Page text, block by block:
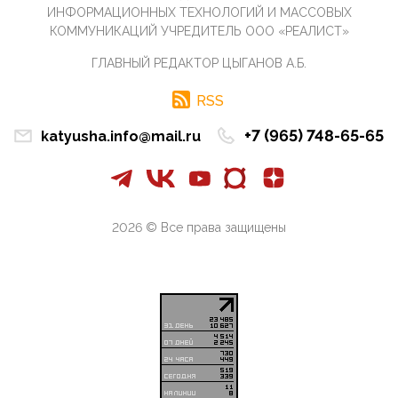
Те, кто стоят за массовым завозом в Россию
инокультурных мигрантов, в общем-то понимают,
Благодаря знакомым, стали известны подробности
истории с белгородскими "Орланами",которые
Снова о главном на фронте. Противник вновь
захватил "малое небо" на украинском ТВД.
08:05, 09 Апреля 2026
А пока армия нашей многонациональной страны
продолжает сражаться с Украиной, где людей
ИНФОРМАЦИОННЫХ ТЕХНОЛОГИЙ И МАССОВЫХ
КОММУНИКАЦИЙ УЧРЕДИТЕЛЬ ООО «РЕАЛИСТ»
ГЛАВНЫЙ РЕДАКТОР ЦЫГАНОВ А.Б.
RSS
katyusha.info@mail.ru +7 (965) 748-65-65
2026 © Все права защищены